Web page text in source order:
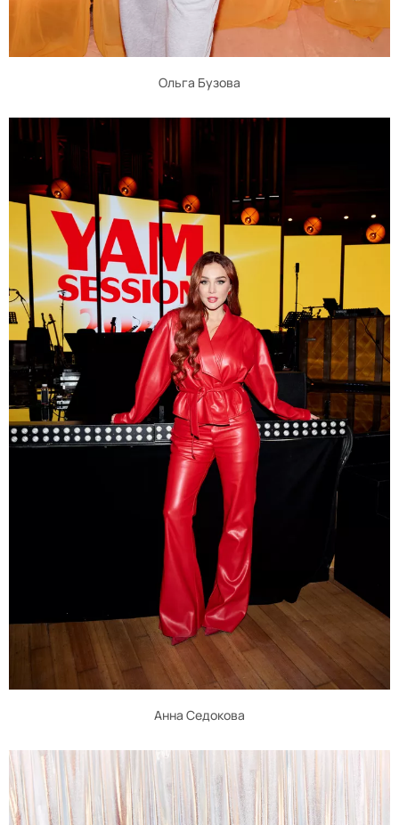
Ольга Бузова
Анна Седокова